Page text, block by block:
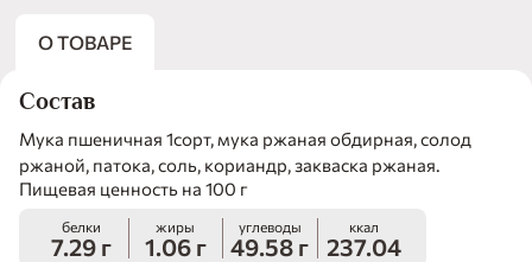
вкус невозможно перепутать ни с одним другим
хлебобулочным изделием.
О ТОВАРЕ
Пищевая ценность на 100 г
белки
7.29 г
жиры
1.06 г
углеводы
49.58 г
ккал
237.04
Состав
Мука пшеничная 1сорт, мука ржаная обдирная, солод
ржаной, патока, соль, кориандр, закваска ржаная.